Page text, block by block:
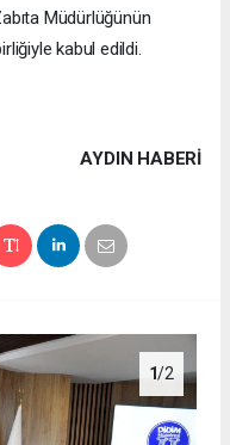
Müdürlüğünün
kabul edildi.
AYDIN HABERİ
1/2